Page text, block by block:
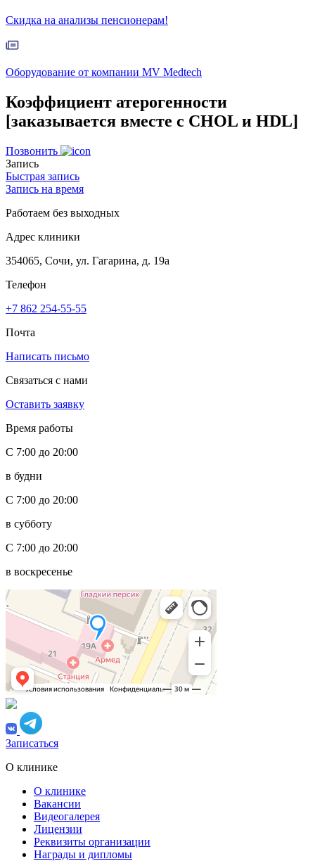
Скидка на анализы пенсионерам!
Оборудование от компании MV Medtech
Коэффициент атерогенности
[заказывается вместе с CHOL и HDL]
Позвонить
Запись
Быстрая запись
Запись на время
Работаем без выходных
Адрес клиники
354065, Сочи, ул. Гагарина, д. 19а
Телефон
+7 862 254-55-55
Почта
Написать письмо
Связаться с нами
Оставить заявку
Время работы
С 7:00 до 20:00
в будни
С 7:00 до 20:00
в субботу
С 7:00 до 20:00
в воскресенье
Записаться
О клинике
О клинике
Вакансии
Видеогалерея
Лицензии
Реквизиты организации
Награды и дипломы